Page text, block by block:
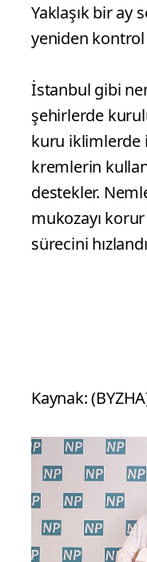
Yaklaşık bir ay
yeniden
İstanbul gibi
şehirlerde
kuru iklimlerde
kremlerin
destekler.
mukozayı
sürecini
Kaynak: